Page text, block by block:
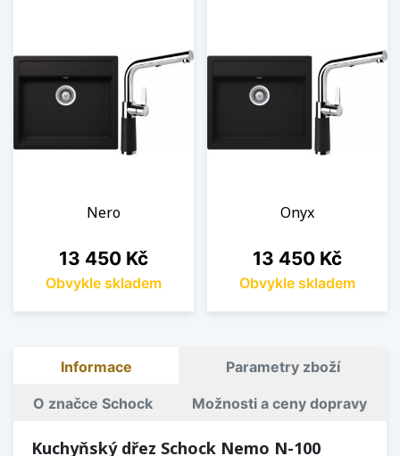
Nero
Cena
13 450 Kč
Obvykle skladem
Onyx
Cena
13 450 Kč
Obvykle skladem
Informace Parametry zboží
O značce Schock Možnosti a ceny dopravy
Kuchyňský dřez Schock Nemo N-100